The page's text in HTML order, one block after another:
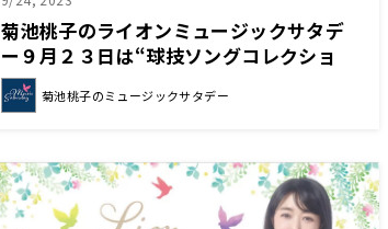
菊池桃子のライオンミュージックサタデ
ー９月２３日は“球技ソングコレクショ
ン”でした！
菊池桃子のミュージックサタデー